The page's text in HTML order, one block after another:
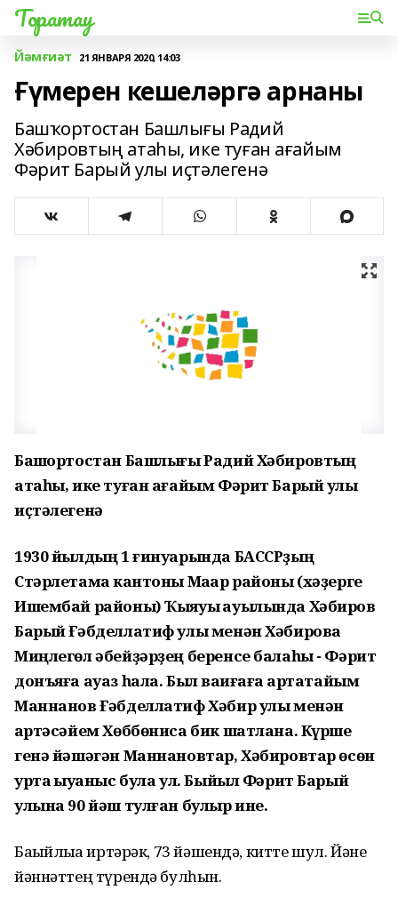
Торатау
Йәмғиәт 21 ЯНВАРЯ 2020, 14:03
Ғүмерен кешеләргә арнаны
Башҡортостан Башлығы Радий
Хәбировтың атаһы, ике туған ағайым
Фәрит Барый улы иҫтәлегенә
Башҡортостан Башлығы Радий Хәбировтың
атаһы, ике туған ағайым Фәрит Барый улы
иҫтәлегенә
1930 йылдың 1 ғинуарында БАССРҙың
Стәрлетамаҡ кантоны Маҡар районы (хәҙерге
Ишембай районы) Ҡыяуыҡ ауылында Хәбиров
Барый Ғәбделлатиф улы менән Хәбирова
Миңлегөл әбейҙәрҙең беренсе балаһы - Фәрит
донъяға ауаз һала. Был ваҡиғаға ҡартатайым
Маннанов Ғәбделлатиф Хәбир улы менән
ҡартәсәйем Хөббөниса бик шатлана. Күрше
генә йәшәгән Маннановтар, Хәбировтар өсөн
уртаҡ ҡыуаныс була ул. Быйыл Фәрит Барый
улына 90 йәш тулған булыр ине.
Баҡыйлыҡҡа иртәрәк, 73 йәшендә, китте шул. Йәне
йәннәттең түрендә булһын.